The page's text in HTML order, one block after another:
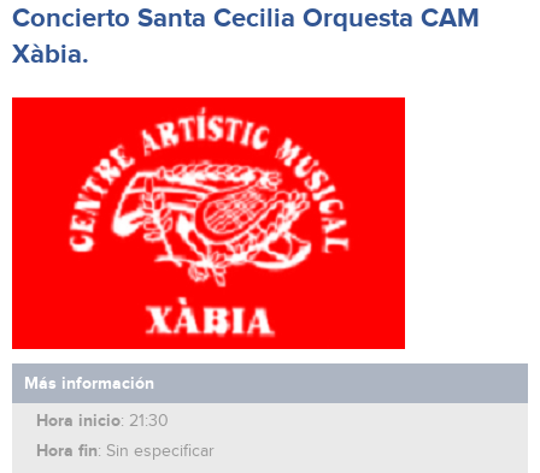
Concierto Santa Cecilia Orquesta CAM
Xàbia.
Más información
Hora inicio: 21:30
Hora fin: Sin especificar